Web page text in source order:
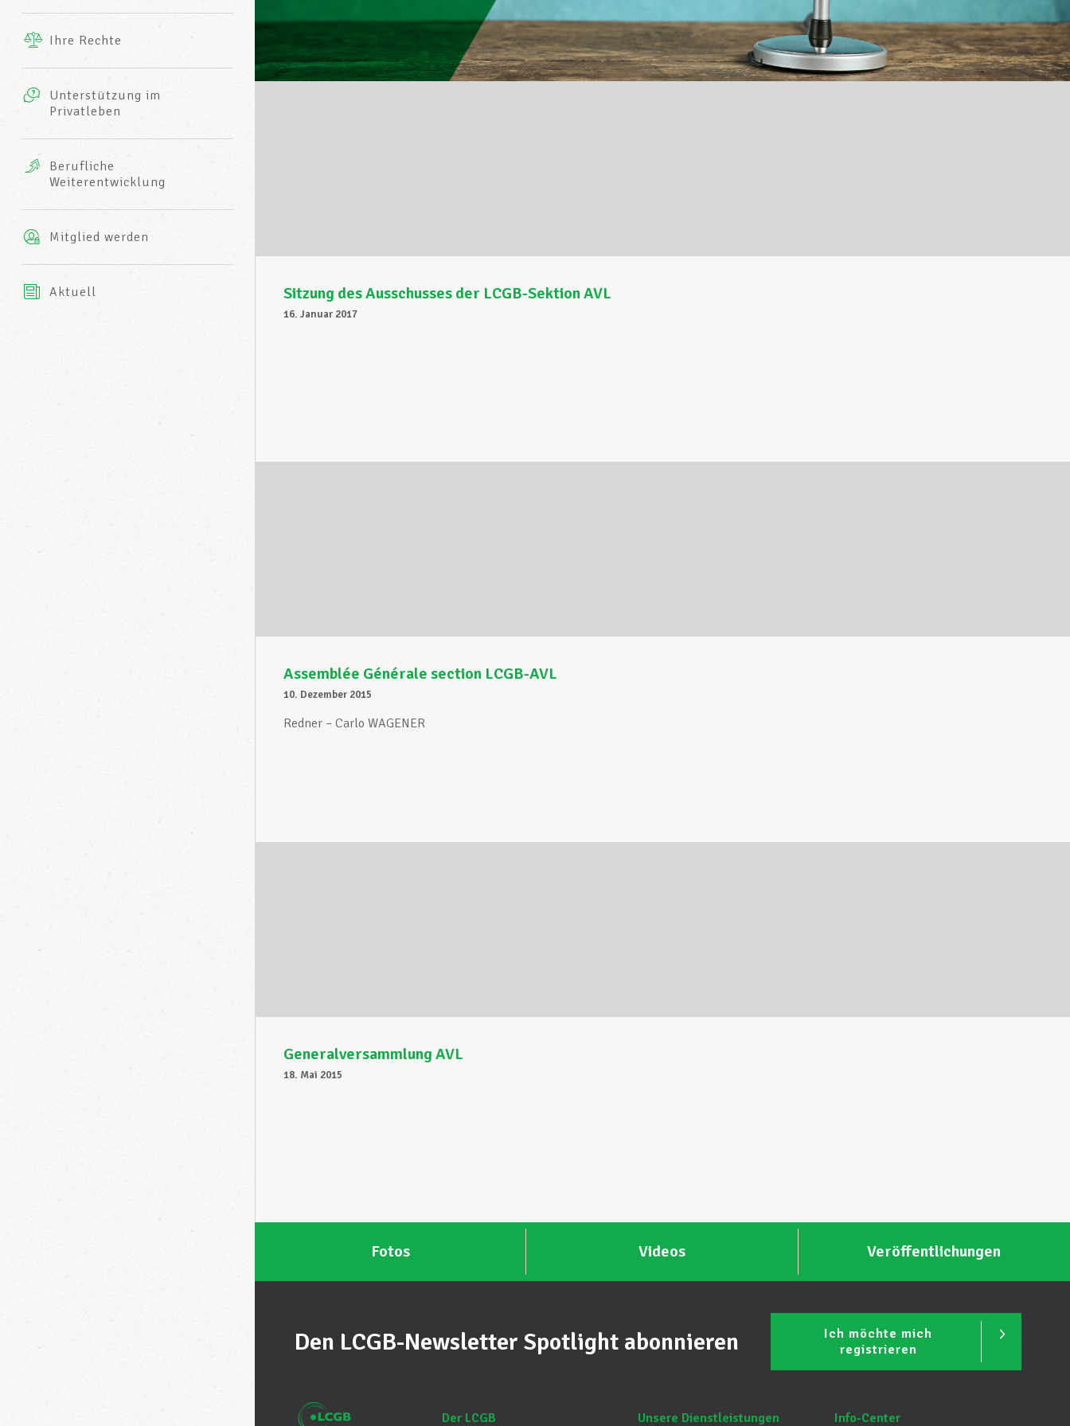
INFO-CENTER
des LCGBs
Ihre Rechte
Unterstützung im
Privatleben
Leistungen
Mutuelle
AXA
Berufliche
Weiterentwicklung
Mitglied werden
Aktuell Sitzung des Ausschusses der LCGB-Sektion AVL
16. Januar 2017
Assemblée Générale section LCGB-AVL
10. Dezember 2015
Redner – Carlo WAGENER
Generalversammlung AVL
18. Mai 2015
Fotos Videos Veröffentlichungen
Den LCGB-Newsletter Spotlight abonnieren
Ich möchte mich
registrieren
Der LCGB Unsere Dienstleistungen Info-Center